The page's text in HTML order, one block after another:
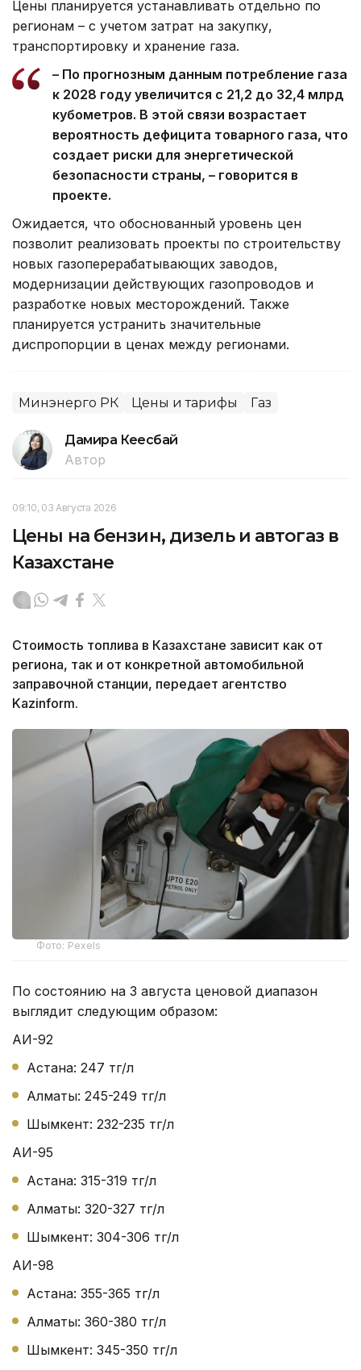
Цены планируется устанавливать отдельно по
регионам – с учетом затрат на закупку,
транспортировку и хранение газа.
– По прогнозным данным потребление газа
к 2028 году увеличится с 21,2 до 32,4 млрд
кубометров. В этой связи возрастает
вероятность дефицита товарного газа, что
создает риски для энергетической
безопасности страны, – говорится в
проекте.
Ожидается, что обоснованный уровень цен
позволит реализовать проекты по строительству
новых газоперерабатывающих заводов,
модернизации действующих газопроводов и
разработке новых месторождений. Также
планируется устранить значительные
диспропорции в ценах между регионами.
Минэнерго РК Цены и тарифы Газ
Дамира Кеңесбай
Автор
09:10, 03 Августа 2026
Цены на бензин, дизель и автогаз в
Казахстане
Стоимость топлива в Казахстане зависит как от
региона, так и от конкретной автомобильной
заправочной станции, передает агентство
Kazinform.
Фото: Pexels
По состоянию на 3 августа ценовой диапазон
выглядит следующим образом:
АИ-92
Астана: 247 тг/л
Алматы: 245-249 тг/л
Шымкент: 232-235 тг/л
АИ-95
Астана: 315-319 тг/л
Алматы: 320-327 тг/л
Шымкент: 304-306 тг/л
АИ-98
Астана: 355-365 тг/л
Алматы: 360-380 тг/л
Шымкент: 345-350 тг/л